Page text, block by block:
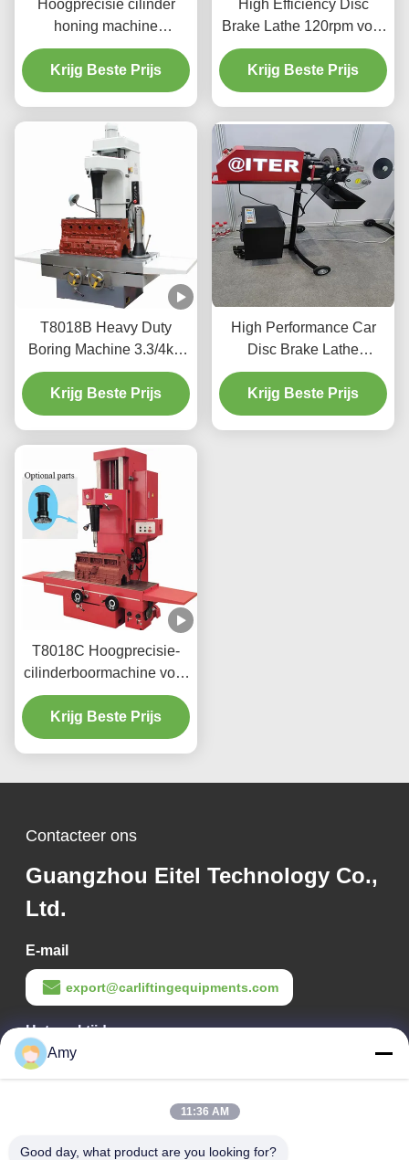
Hoogprecisie cilinder
honing machine
1.1/1.5kw voor voertuigen
cilinder
Krijg Beste Prijs
High Efficiency Disc
Brake Lathe 120rpm voor
voertuigonderhoud T2009
Krijg Beste Prijs
T8018B Heavy Duty
Boring Machine 3.3/4kw
met een
gebruiksvriendelijke
interface
Krijg Beste Prijs
High Performance Car
Disc Brake Lathe
220v/110v voor
werkplaats T2009
Krijg Beste Prijs
T8018C Hoogprecisie-
cilinderboormachine voor
zware voertuigen
Krijg Beste Prijs
Contacteer ons
Guangzhou Eitel Technology Co.,
Ltd.
E-mail
export@carliftingequipments.com
Het werktijd
09:00-18:00
Amy
11:36 AM
Good day, what product are you looking for?